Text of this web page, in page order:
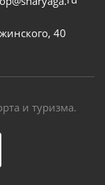
40
и туризма.